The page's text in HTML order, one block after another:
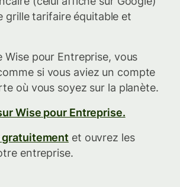
grille tarifaire équitable et
Wise pour Entreprise, vous
si vous aviez un compte
où vous soyez sur la planète.
Wise pour Entreprise.
et ouvrez les
entreprise.